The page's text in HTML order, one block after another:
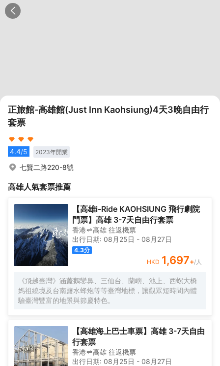
正旅館-高雄館(Just Inn Kaohsiung)4天3晚自由行
套票
4.4/5 2023年開業
七賢二路220-8號
高雄人氣套票推薦
【高雄i-Ride KAOHSIUNG 飛行劇院
門票】高雄 3-7天自由行套票
香港 高雄 往返機票
出行日期: 08月25日 - 08月27日
4.3分
HKD 1,697+/人
《飛越臺灣》涵蓋鵝鑾鼻、三仙台、蘭嶼、池上、西螺大橋
媽祖繞境及台南鹽水蜂炮等等臺灣地標，讓觀眾短時間內體
驗臺灣豐富的地景與節慶特色。
【高雄海上巴士車票】高雄 3-7天自由
行套票
香港 高雄 往返機票
出行日期: 08月25日 - 08月27日